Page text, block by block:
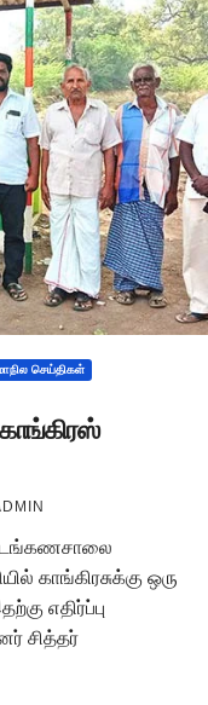
செய்திகள்
இடங்கணசாலை
காங்கிரசுக்கு ஒரு
எதிர்ப்பு
சித்தர்